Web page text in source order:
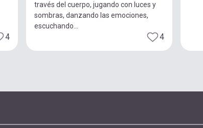
4
través del cuerpo, jugando con luces y
sombras, danzando las emociones,
escuchando...
4